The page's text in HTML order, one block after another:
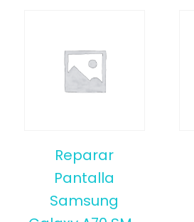
Reparar
Pantalla
Samsung